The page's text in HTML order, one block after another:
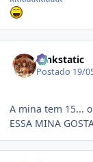
funkstatic
Postado 19/
A mina tem 15...
ESSA MINA